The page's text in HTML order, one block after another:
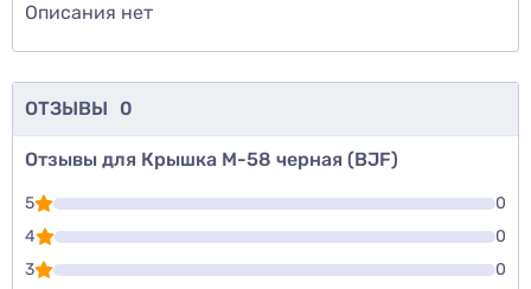
Описания нет
ОТЗЫВЫ 0
Отзывы для Крышка М-58 черная (BJF)
5
0
4
0
3
0